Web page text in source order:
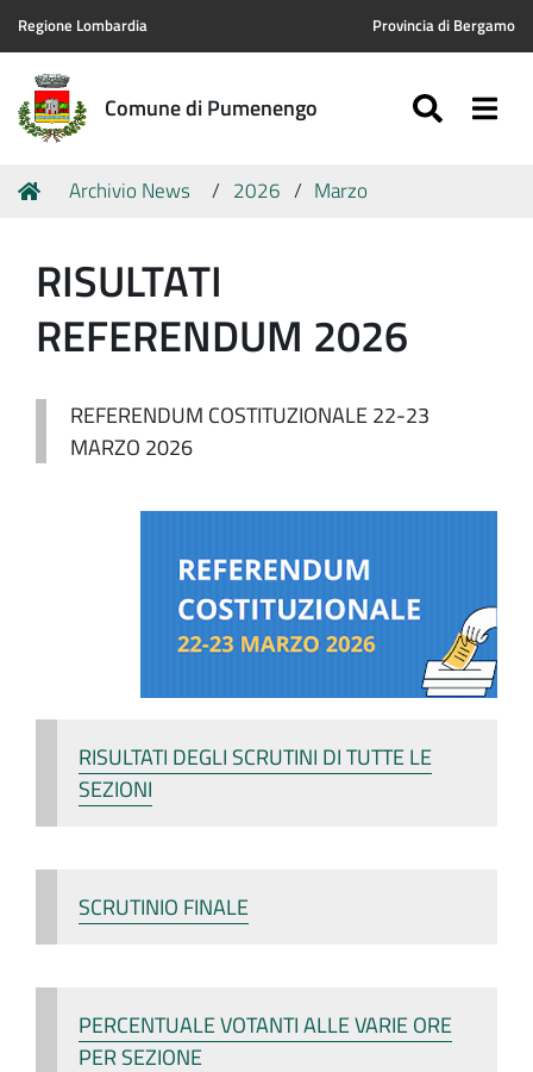
Regione Lombardia Provincia di Bergamo
Comune di Pumenengo
Tu
Home
Archivio News 2026 Marzo
RISULTATI
REFERENDUM 2026
REFERENDUM COSTITUZIONALE 22-23
MARZO 2026
RISULTATI DEGLI SCRUTINI DI TUTTE LE
SEZIONI
SCRUTINIO FINALE
PERCENTUALE VOTANTI ALLE VARIE ORE
PER SEZIONE